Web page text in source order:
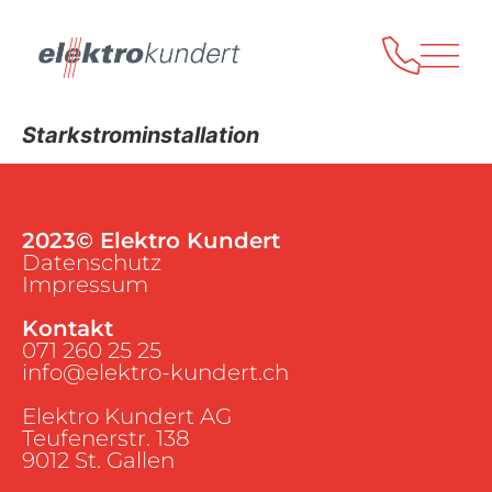
Starkstrominstallation
2023© Elektro Kundert
Datenschutz
Impressum
Kontakt
071 260 25 25
info@elektro-kundert.ch
Elektro Kundert AG
Teufenerstr. 138
9012 St. Gallen